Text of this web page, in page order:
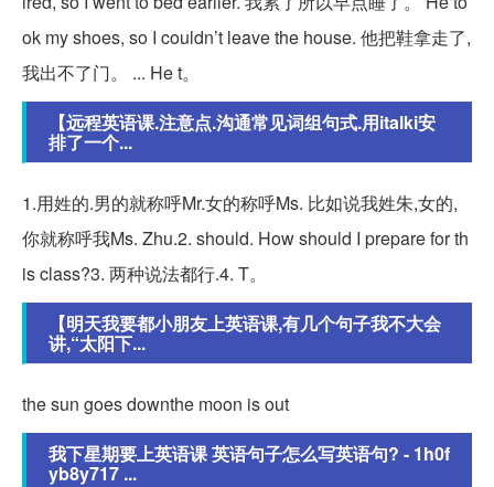
ok my shoes, so I couldn’t leave the house. 他把鞋拿走了,
我出不了门。 ... He t。
【远程英语课.注意点.沟通常见词组句式.用italki安
排了一个...
1.用姓的.男的就称呼Mr.女的称呼Ms. 比如说我姓朱,女的,
你就称呼我Ms. Zhu.2. should. How should I prepare for th
is class?3. 两种说法都行.4. T。
【明天我要都小朋友上英语课,有几个句子我不大会
讲,“太阳下...
the sun goes downthe moon is out
我下星期要上英语课 英语句子怎么写英语句? - 1h0f
yb8y717 ...